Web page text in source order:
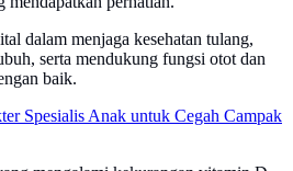
dalam menjaga kesehatan tulang,
serta mendukung fungsi otot dan
baik.
Spesialis Anak untuk Cegah Campak